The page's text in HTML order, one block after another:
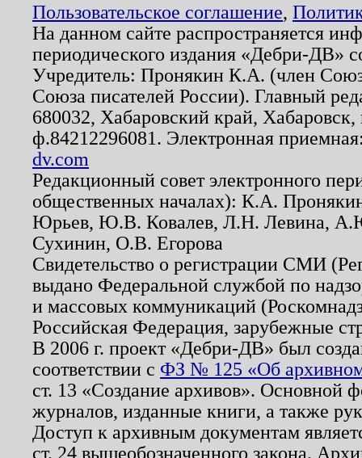
Пользовательское соглашение,
На данном сайте распространяется
периодического издания «Дебри-ДВ»
Учредитель: Пронякин К.А. (член
Союза писателей России). Главный
680032, Хабаровский край,
ф.84212296081. Электронная
dv.com
Редакционный совет электронного
общественных началах): К.А.
Юрьев, Ю.В. Ковалев, Л.Н. Левина,
Сухинин, О.В. Егорова
Свидетельство о регистрации СМИ
выдано Федеральной службой по
и массовых коммуникаций
Российская Федерация, зарубежные
В 2006 г. проект «Дебри-ДВ» был
соответствии с ФЗ № 125 «Об
ст. 13 «Создание архивов». Основной
журналов, изданные книги, а также
Доступ к архивным документам
ст. 24 вышеобозначенного закона.